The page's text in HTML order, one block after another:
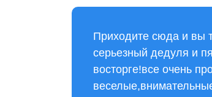
Приходите сюда и вы
серьезный дедуля и
восторге!все очень